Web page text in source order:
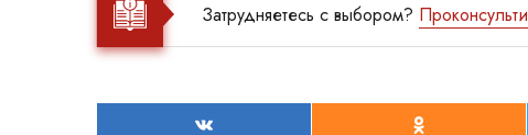
Затрудняетесь с выбором?